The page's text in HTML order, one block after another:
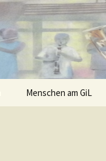
Menschen am GiL